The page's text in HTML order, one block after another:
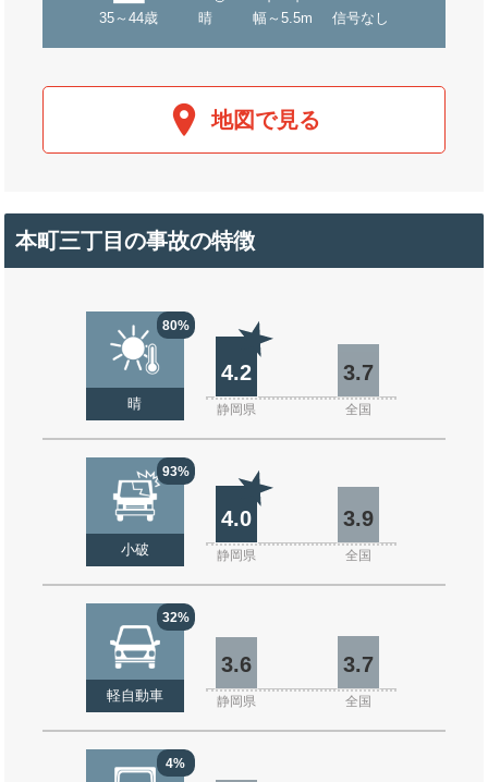
35～44歳 晴 幅～5.5m 信号なし
地図で見る
本町三丁目の事故の特徴
80%
晴
4.2 3.7
静岡県 全国
93%
小破
4.0 3.9
静岡県 全国
32%
軽自動車
3.6 3.7
静岡県 全国
4%